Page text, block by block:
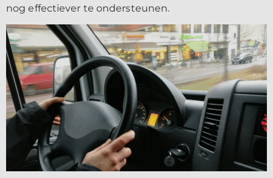
nog effectiever te ondersteunen.